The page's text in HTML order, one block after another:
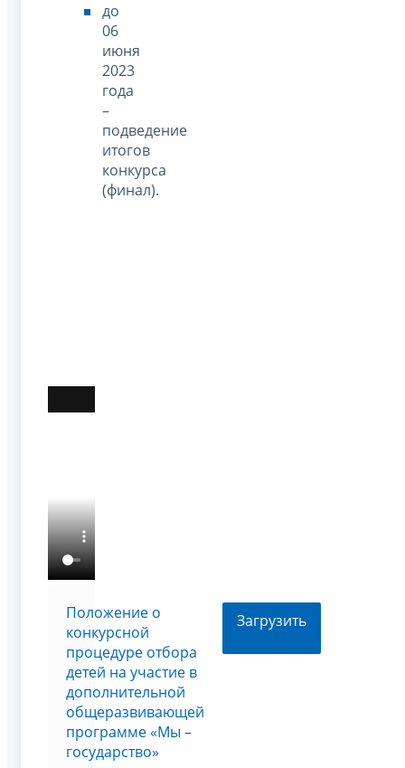
до
06
июня
2023
года
–
подведение
итогов
конкурса
(финал).
Положение о
конкурсной
процедуре отбора
детей на участие в
дополнительной
общеразвивающей
программе «Мы –
государство»
Загрузить